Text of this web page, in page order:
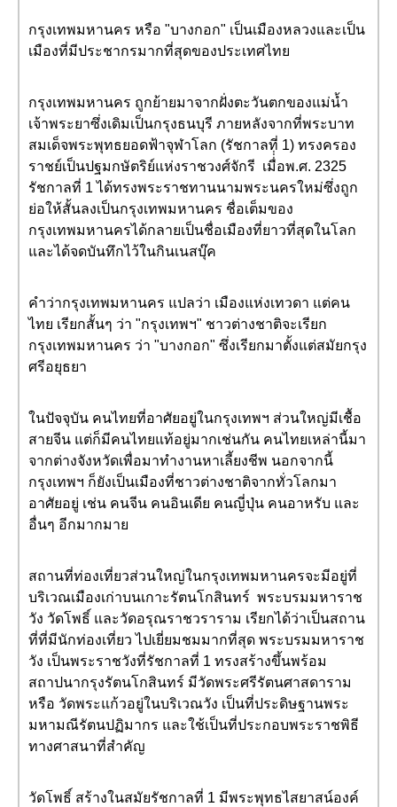
กรุงเทพมหานคร หรือ "บางกอก" เป็นเมืองหลวงและเป็น
เมืองที่มีประชากรมากที่สุดของประเทศไทย
กรุงเทพมหานคร ถูกย้ายมาจากฝั่งตะวันตกของแม่น้ำ
เจ้าพระยาซึ่งเดิมเป็นกรุงธนบุรี ภายหลังจากที่พระบาท
สมเด็จพระพุทธยอดฟ้าจุฬาโลก (รัชกาลที่ 1) ทรงครอง
ราชย์เป็นปฐมกษัตริย์แห่งราชวงศ์จักรี เมื่่่อพ.ศ. 2325
รัชกาลที่ 1 ได้ทรงพระราชทานนามพระนครใหม่ซึ่งถูก
ย่อให้สั้นลงเป็นกรุงเทพมหานคร ชื่อเต็มของ
กรุงเทพมหานครได้กลายเป็นชื่อเมืองที่ยาวที่สุดในโลก
และได้จดบันทึกไว้ในกินเนสบุ๊ค
คำว่ากรุงเทพมหานคร แปลว่า เมืองแห่งเทวดา แต่คน
ไทย เรียกสั้นๆ ว่า "กรุงเทพฯ" ชาวต่างชาติจะเรียก
กรุงเทพมหานคร ว่า "บางกอก" ซึ่งเรียกมาตั้งแต่สมัยกรุง
ศรีอยุธยา
ในปัจจุบัน คนไทยที่อาศัยอยู่ในกรุงเทพฯ ส่วนใหญ่มีเชื้อ
สายจีน แต่ก็มีคนไทยแท้อยู่มากเช่นกัน คนไทยเหล่านี้มา
จากต่างจังหวัดเพื่อมาทำงานหาเลี้ยงชีพ นอกจากนี้
กรุงเทพฯ ก็ยังเป็นเมืองที่ชาวต่างชาติจากทั่วโลกมา
อาศัยอยู่ เช่น คนจีน คนอินเดีย คนญี่ปุ่น คนอาหรับ และ
อื่นๆ อีกมากมาย
สถานที่ท่องเที่ยวส่วนใหญ่ในกรุงเทพมหานครจะมีอยู่ที่
บริเวณเมืองเก่าบนเกาะรัตนโกสินทร์ พระบรมมหาราช
วัง วัดโพธิ์ และวัดอรุณราชวราราม เรียกได้ว่าเป็นสถาน
ที่ที่มีนักท่องเที่ยว ไปเยี่ยมชมมากที่สุด พระบรมมหาราช
วัง เป็นพระราชวังที่รัชกาลที่ 1 ทรงสร้างขึ้นพร้อม
สถาปนากรุงรัตนโกสินทร์ มีวัดพระศรีรัตนศาสดาราม
หรือ วัดพระแก้วอยู่ในบริเวณวัง เป็นที่ประดิษฐานพระ
มหามณีรัตนปฏิมากร และใช้เป็นที่ประกอบพระราชพิธี
ทางศาสนาที่สำคัญ
วัดโพธิ์ สร้างในสมัยรัชกาลที่ 1 มีพระพุทธไสยาสน์องค์